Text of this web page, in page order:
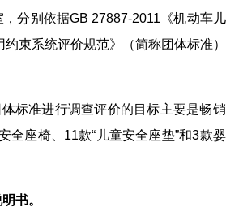
分别依据GB 27887-2011《机动车
束系统评价规范》（简称团体标准
标准进行调查评价的目标主要是畅
座椅、11款“儿童安全座垫”和3款
书。